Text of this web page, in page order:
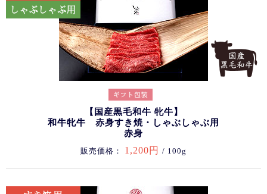
【国産黒毛和牛 牝牛】
和牛牝牛 赤身すき焼・しゃぶしゃぶ用
赤身
販売価格： 1,200円 / 100g